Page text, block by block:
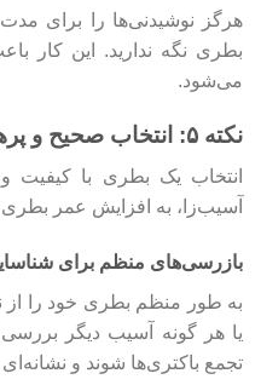
هرگز نوشیدنی‌ها را برای
بطری نگه ندارید. این کار
می‌شود.
نکته ۵: انتخاب صحیح و پرهیز از عوامل آسیب‌زا
انتخاب یک بطری با کیفیت
آسیب‌زا، به افزایش عمر
بازرسی‌های منظم برای
به طور منظم بطری خود را از
یا هر گونه آسیب دیگر
تجمع باکتری‌ها شوند و